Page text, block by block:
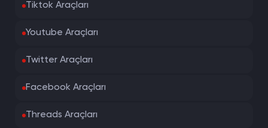
Tiktok Araçları
Youtube Araçları
Twitter Araçları
Facebook Araçları
Threads Araçları